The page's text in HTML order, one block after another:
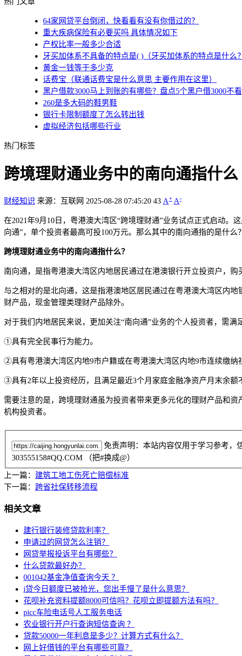
64家网贷平台倒闭，快看看有没有你借过的？
重大疾病保险有必要买吗 具体情况如下
产权比率一般多少合适
牙买加体系不具备的特点是( )（牙买加体系的特点是什么
黄金一钱等于多少克
话费宝（联通话费宝是什么意思 主要作用在这里）
黑户借款3000马上到账的有哪些？盘点5个黑户借3000不
260是多大码的鞋男鞋
银行卡限制额度了怎么转出钱
虚拟经济包括哪些行业
热门标签
跨境理财通业务中的南向通指什
财经知识 来源：互联网 2025-08-28 07:45:20 43 A+ A-
在2021年9月10日，粤港澳大湾区“跨境理财通”业务试点正式启动
向通”，单个投资者最高可投100万元。那么其中的南向通指的是什么？
跨境理财通业务中的南向通指什么？
南向通，是指粤港澳大湾区内地居民通过在港澳银行开立投资户，
与之相对的是北向通，这是指港澳地区居民通过在粤港澳大湾区内
财产品，现金管理类理财产品除外。
对于我们内地居民来说，更加关注“南向通”业务的个人投资者，需满
①具有完全民事行为能力。
②具有粤港澳大湾区内地9市户籍或在粤港澳大湾区内地9市连续缴纳
③具有2年以上投资经历，且满足最近3个月家庭金融净资产月末余额
需要注意的是，跨境理财通虽为投资者带来更多元化的理财产品和
机构投资者。
免责声明：本站内容仅用于学习参考，
303555158#QQ.COM （把#换成@）
上一篇： 建筑工地工伤死亡赔偿标准
下一篇： 跨省社保转移流程
相关文章
建行银行装修贷款利率？
申请过的网贷怎么注销？
网贷举报投诉平台有哪些？
什么贷款最好办？
001042基金净值查询今天 ？
i贷今日额度已被抢光，您出手慢了是什么意思？
花呗补充资料提额8000可信吗？花呗立即提额方法有吗？
picc车险电话号人工服务电话
农业银行开户行查询短信查询 ？
贷款50000一年利息是多少？计算方式有什么？
网上好借钱的平台有哪些可靠？